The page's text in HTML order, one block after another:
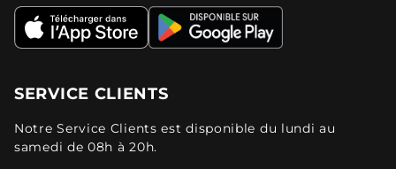
SERVICE CLIENTS
Notre Service Clients est disponible du lundi au
samedi de 08h à 20h.